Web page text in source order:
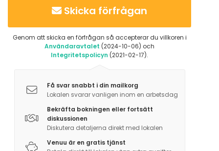
Skicka förfrågan
Genom att skicka en förfrågan så accepterar du villkoren i
Användaravtalet (2024-10-06) och
Integritetspolicyn (2021-02-17).
Få svar snabbt i din mailkorg
Lokalen svarar vanligen inom en arbetsdag
Bekräfta bokningen eller fortsätt
diskussionen
Diskutera detaljerna direkt med lokalen
Venuu är en gratis tjänst